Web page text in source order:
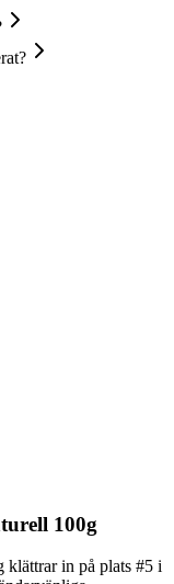
100g
klättrar in på plats #5 i